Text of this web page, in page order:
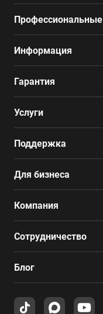
Профессиональные
Информация
Гарантия
Услуги
Поддержка
Для бизнеса
Компания
Сотрудничество
Блог